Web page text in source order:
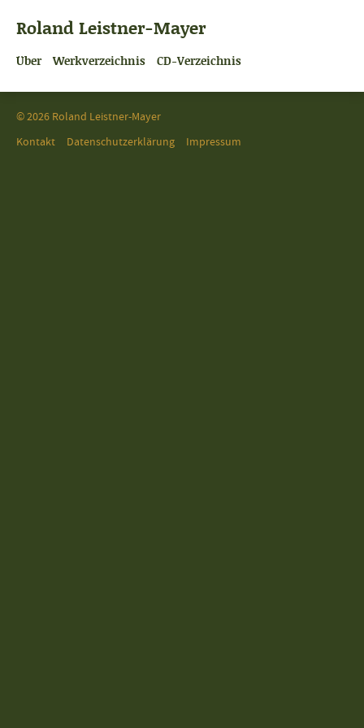
Roland Leistner-Mayer
Über Werkverzeichnis CD-Verzeichnis
© 2026 Roland Leistner-Mayer
Kontakt
Datenschutzerklärung Impressum